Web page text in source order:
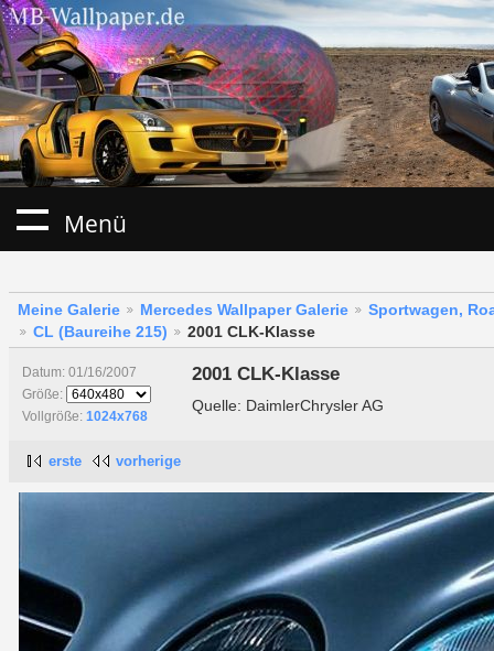
Menü
Meine Galerie Mercedes Wallpaper Galerie
Sportwagen,
CL (Baureihe 215)
2001 CLK-Klasse
Datum: 01/16/2007
Größe:
Vollgröße: 1024x768
2001 CLK-Klasse
Quelle: DaimlerChrysler AG
erste vorherige